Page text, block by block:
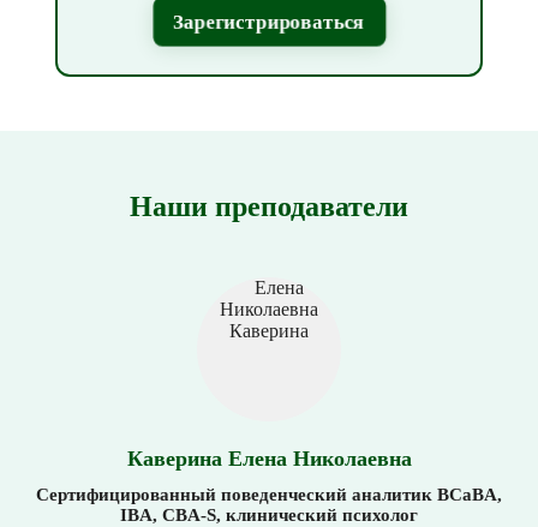
Зарегистрироваться
Наши преподаватели
Каверина Елена Николаевна
Сертифицированный поведенческий аналитик BCaBA,
IBA, CBA-S, клинический психолог